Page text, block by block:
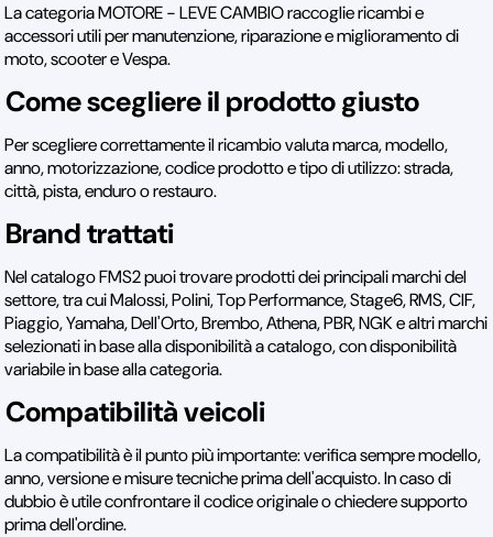
La categoria MOTORE - LEVE CAMBIO raccoglie ricambi e
accessori utili per manutenzione, riparazione e miglioramento di
moto, scooter e Vespa.
Come scegliere il prodotto giusto
Per scegliere correttamente il ricambio valuta marca, modello,
anno, motorizzazione, codice prodotto e tipo di utilizzo: strada,
città, pista, enduro o restauro.
Brand trattati
Nel catalogo FMS2 puoi trovare prodotti dei principali marchi del
settore, tra cui Malossi, Polini, Top Performance, Stage6, RMS, CIF,
Piaggio, Yamaha, Dell'Orto, Brembo, Athena, PBR, NGK e altri marchi
selezionati in base alla disponibilità a catalogo, con disponibilità
variabile in base alla categoria.
Compatibilità veicoli
La compatibilità è il punto più importante: verifica sempre modello,
anno, versione e misure tecniche prima dell'acquisto. In caso di
dubbio è utile confrontare il codice originale o chiedere supporto
prima dell'ordine.